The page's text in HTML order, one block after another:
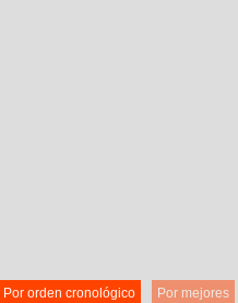
Por mejores
Por orden cronológico